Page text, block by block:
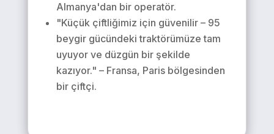
Almanya'dan bir operatör.
"Küçük çiftliğimiz için güvenilir – 95
beygir gücündeki traktörümüze tam
uyuyor ve düzgün bir şekilde
kazıyor." – Fransa, Paris bölgesinden
bir çiftçi.